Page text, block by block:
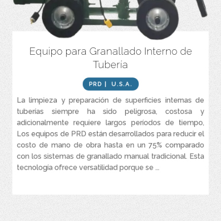
Equipo para Granallado Interno de
Tubería
PRD | U.S.A.
La limpieza y preparación de superficies internas de
tuberías siempre ha sido peligrosa, costosa y
adicionalmente requiere largos períodos de tiempo,
Los equipos de PRD están desarrollados para reducir el
costo de mano de obra hasta en un 75% comparado
con los sistemas de granallado manual tradicional. Esta
tecnología ofrece versatilidad porque se ...
Ahorra tiempo al limpiar con chorro rotatorio los 360 grados
completos del interior de las superficies de las tuberías con
movimiento autopropulsado hacia adelante o hacia atrás.
Reduce los costos de mano de obra hasta en un 75 % en
comparación con las operaciones manuales de granallado.
Elimina las inconsistencias que se encuentran comúnmente con
granallado o sandblasting manual.
Reduce los peligros con la operación controlada a distancia.
Sin tiempo de inactividad con PRD-Blast TM operación
extremadamente confiable.